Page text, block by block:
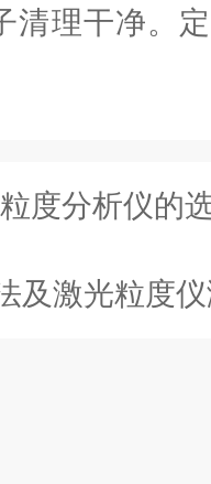
清理干净。
度分析仪的
激光粒度仪测